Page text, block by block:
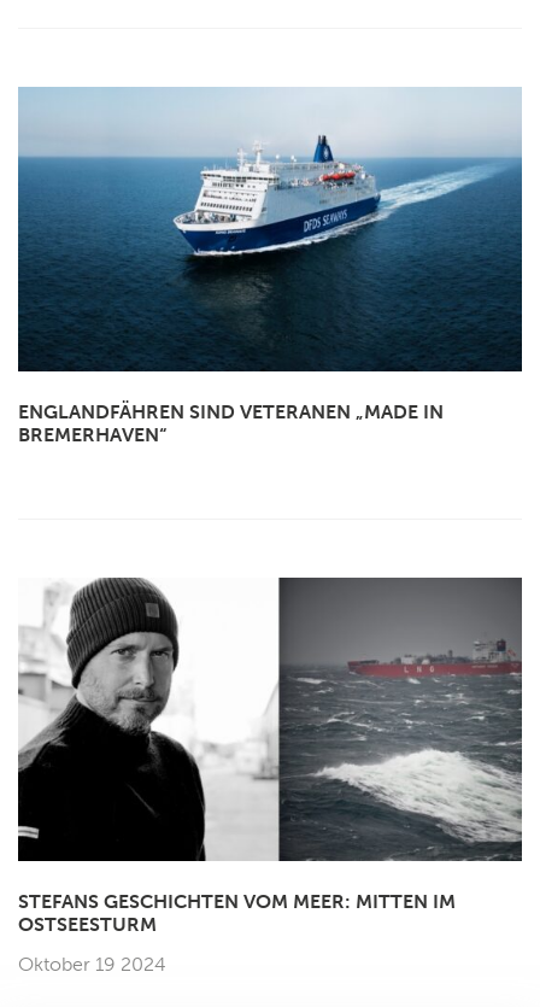
ENGLANDFÄHREN SIND VETERANEN „MADE IN
BREMERHAVEN“
STEFANS GESCHICHTEN VOM MEER: MITTEN IM
OSTSEESTURM
Oktober 19 2024